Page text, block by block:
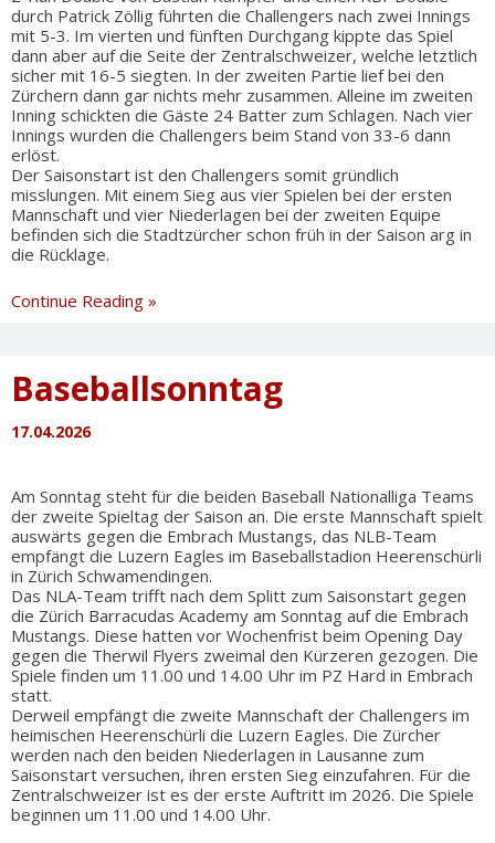
durch Patrick Zöllig führten die Challengers nach zwei Innings
mit 5-3. Im vierten und fünften Durchgang kippte das Spiel
dann aber auf die Seite der Zentralschweizer, welche letztlich
sicher mit 16-5 siegten. In der zweiten Partie lief bei den
Zürchern dann gar nichts mehr zusammen. Alleine im zweiten
Inning schickten die Gäste 24 Batter zum Schlagen. Nach vier
Innings wurden die Challengers beim Stand von 33-6 dann
erlöst.
Der Saisonstart ist den Challengers somit gründlich
misslungen. Mit einem Sieg aus vier Spielen bei der ersten
Mannschaft und vier Niederlagen bei der zweiten Equipe
befinden sich die Stadtzürcher schon früh in der Saison arg in
die Rücklage.
Continue Reading »
Challengers
Baseballsonntag
17.04.2026
Am Sonntag steht für die beiden Baseball Nationalliga Teams
der zweite Spieltag der Saison an. Die erste Mannschaft spielt
auswärts gegen die Embrach Mustangs, das NLB-Team
empfängt die Luzern Eagles im Baseballstadion Heerenschürli
in Zürich Schwamendingen.
Das NLA-Team trifft nach dem Splitt zum Saisonstart gegen
die Zürich Barracudas Academy am Sonntag auf die Embrach
Mustangs. Diese hatten vor Wochenfrist beim Opening Day
gegen die Therwil Flyers zweimal den Kürzeren gezogen. Die
Spiele finden um 11.00 und 14.00 Uhr im PZ Hard in Embrach
statt.
Derweil empfängt die zweite Mannschaft der Challengers im
heimischen Heerenschürli die Luzern Eagles. Die Zürcher
werden nach den beiden Niederlagen in Lausanne zum
Saisonstart versuchen, ihren ersten Sieg einzufahren. Für die
Zentralschweizer ist es der erste Auftritt im 2026. Die Spiele
beginnen um 11.00 und 14.00 Uhr.